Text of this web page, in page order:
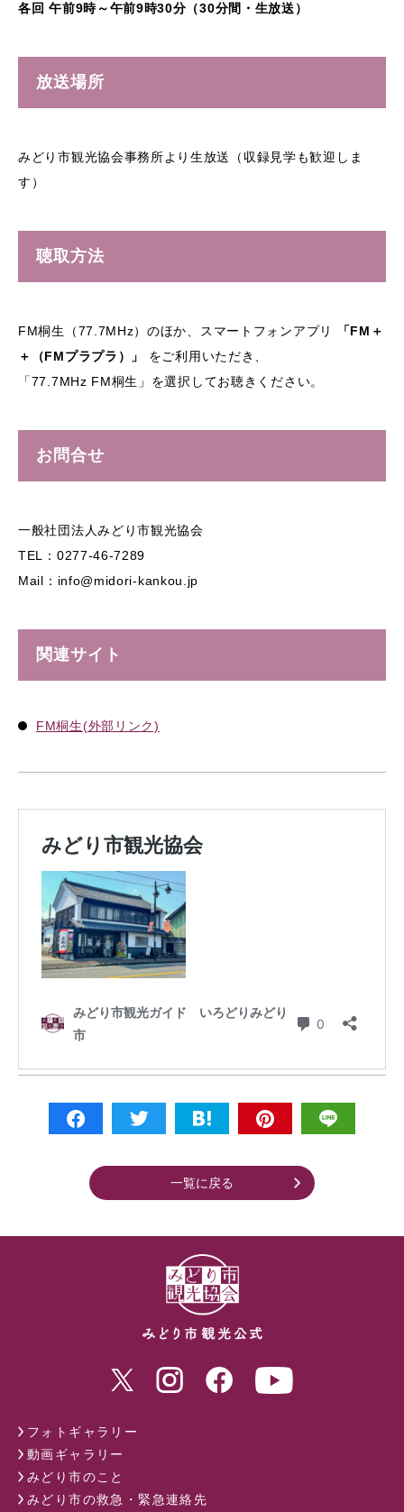
各回 午前9時～午前9時30分（30分間・生放送）
放送場所
みどり市観光協会事務所より生放送（収録見学も歓迎しま
す）
聴取方法
FM桐生（77.7MHz）のほか、スマートフォンアプリ
「FM＋
＋（FMプラプラ）」
をご利用いただき、
「77.7MHz FM桐生」を選択してお聴きください。
お問合せ
一般社団法人みどり市観光協会
TEL：0277-46-7289
Mail：info@midori-kankou.jp
関連サイト
FM桐生(外部リンク)
一覧に戻る
フォトギャラリー
動画ギャラリー
みどり市のこと
みどり市の救急・緊急連絡先